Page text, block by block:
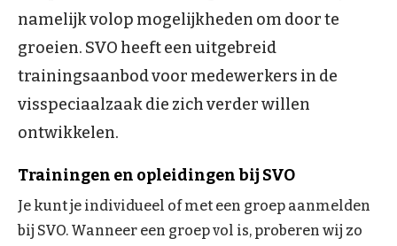
namelijk volop mogelijkheden om door te
groeien. SVO heeft een uitgebreid
trainingsaanbod voor medewerkers in de
visspeciaalzaak die zich verder willen
ontwikkelen.
Trainingen en opleidingen bij SVO
Je kunt je individueel of met een groep aanmelden
bij SVO. Wanneer een groep vol is, proberen wij zo